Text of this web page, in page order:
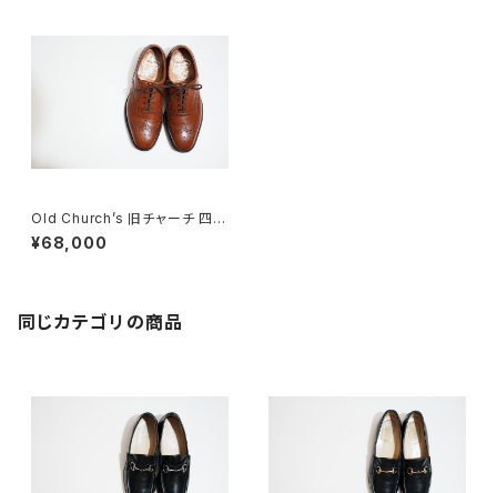
Old Church’s 旧チャーチ 四都
市 Chetwynd 50G
¥68,000
同じカテゴリの商品